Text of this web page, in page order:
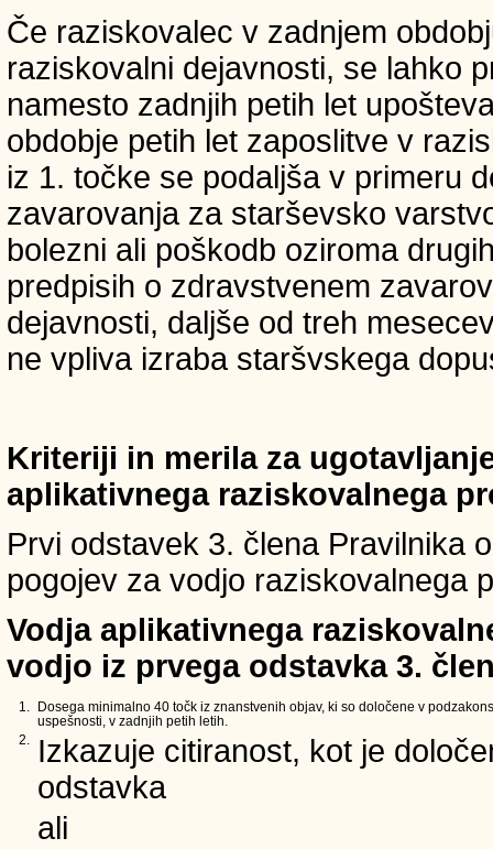
Če raziskovalec v zadnjem
raziskovalni dejavnosti, se lahko
namesto zadnjih petih let
obdobje petih let zaposlitve v
iz 1. točke se podaljša v primeru
zavarovanja za starševsko
bolezni ali poškodb oziroma
predpisih o zdravstvenem
dejavnosti, daljše od treh
ne vpliva izraba staršvskega
Kriteriji in merila za
aplikativnega raziskovalnega
Prvi odstavek 3. člena Pravilnika
pogojev za vodjo raziskovalnega
Vodja aplikativnega
vodjo iz prvega odstavka 3.
1.
Dosega minimalno 40 točk iz znanstvenih objav, ki so določene v
uspešnosti, v zadnjih petih letih.
2.
Izkazuje citiranost, kot je
odstavka
ali